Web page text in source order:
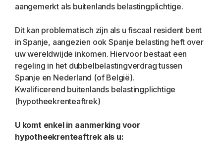
aangemerkt als buitenlands belastingplichtige.
Dit kan problematisch zijn als u fiscaal resident bent
in Spanje, aangezien ook Spanje belasting heft over
uw wereldwijde inkomen. Hiervoor bestaat een
regeling in het dubbelbelastingverdrag tussen
Spanje en Nederland (of België).
Kwalificerend buitenlands belastingplichtige
(hypotheekrenteaftrek)
U komt enkel in aanmerking voor
hypotheekrenteaftrek als u: